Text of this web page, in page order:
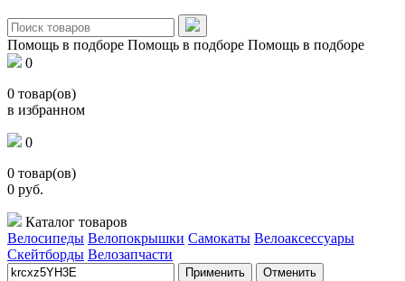
Помощь в подборе Помощь в подборе Помощь в подборе
0
0 товар(ов)
в избранном
0
0 товар(ов)
0 руб.
Каталог товаров
Велосипеды Велопокрышки Самокаты Велоаксессуары
Скейтборды Велозапчасти
Применить Отменить